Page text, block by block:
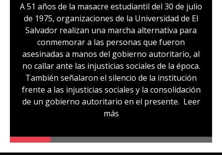
A 51 años de la masacre estudiantil del 30 de julio
de 1975, organizaciones de la Universidad de El
Salvador realizan una marcha alternativa para
conmemorar a las personas que fueron
asesinadas a manos del gobierno autoritario, al
no callar ante las injusticias sociales de la época.
También señalaron el silencio de la institución
frente a las injusticias sociales y la consolidación
de un gobierno autoritario en el presente. Leer
más